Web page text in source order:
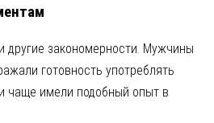
другие закономерности. Мужчины
готовность употреблять
чаще имели подобный опыт в